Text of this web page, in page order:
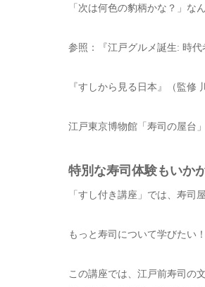
「次は何色の豹柄かな？」な
参照：『江戸グルメ誕生: 時
『すしから見る日本』（監修
江戸東京博物館「寿司の屋台」
特別な寿司体験もいか
「すし付き講座」では、寿司
もっと寿司について学びたい
この講座では、江戸前寿司の